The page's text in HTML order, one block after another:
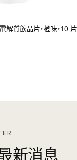
解質飲品片，橙味，10 片
新消息